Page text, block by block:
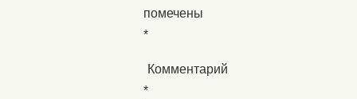
помечены
*
Комментарий
*